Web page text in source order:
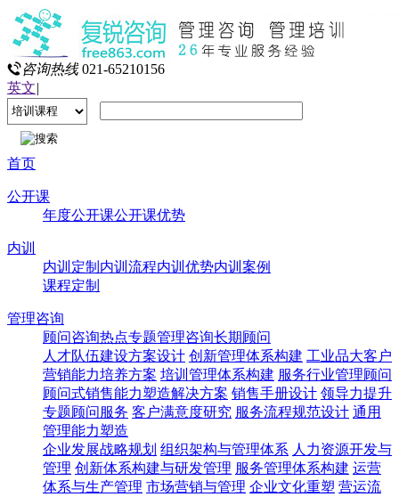
咨询热线 021-65210156
英文|
首页
公开课
年度公开课公开课优势
内训
内训定制 内训流程内训优势内训案例
课程定制
管理咨询
顾问咨询热点专题管理咨询长期顾问
人才队伍建设方案设计 创新管理体系构建 工业品大客户
营销能力培养方案 培训管理体系构建 服务行业管理顾问
顾问式销售能力塑造解决方案 销售手册设计 领导力提升
专题顾问服务 客户满意度研究 服务流程规范设计 通用
管理能力塑造
企业发展战略规划 组织架构与管理体系 人力资源开发与
管理 创新体系构建与研发管理 服务管理体系构建 运营
体系与生产管理 市场营销与管理 企业文化重塑 营运流